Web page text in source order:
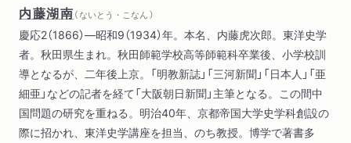
内藤湖南（ ないとう・こなん ）
慶応2（1866）―昭和9（1934）年。本名、内藤虎次郎。東洋史学
者。秋田県生まれ。秋田師範学校高等師範科卒業後、小学校訓
導となるが、二年後上京。「明教新誌」「三河新聞」「日本人」「亜
細亜」などの記者を経て「大阪朝日新聞」主筆となる。この間中
国問題の研究を重ねる。明治40年、京都帝国大学史学科創設の
際に招かれ、東洋史学講座を担当、のち教授。博学で著書多